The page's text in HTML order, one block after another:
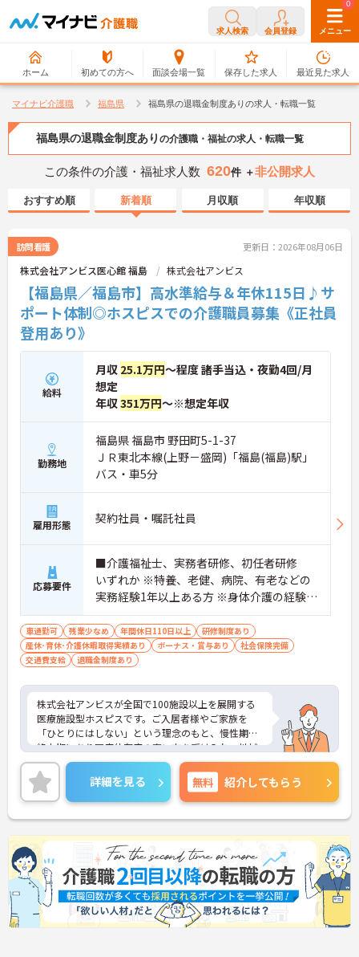
求人検索 会員登録 メニュー
ホーム 初めての方へ 面談会場一覧
0
保存した求人
0
最近見た求人
マイナビ介護職 福島県 福島県の退職金制度ありの求人・転職一覧
福島県の退職金制度あり の介護職・福祉の求人・転職一覧
この条件の介護・福祉求人数 620件 ＋非公開求人
おすすめ順 新着順 月収順 年収順
訪問看護 更新日：2026年08月06日
株式会社アンビス医心館 福島 株式会社アンビス
【福島県／福島市】高水準給与＆年休115日♪サ
ポート体制◎ホスピスでの介護職員募集《正社員
登用あり》
給料
月収 25.1万円～程度 諸手当込・夜勤4回/月
想定
年収351万円～※想定年収
勤務地
福島県 福島市 野田町5-1-37
ＪＲ東北本線(上野－盛岡)「福島(福島)駅」
バス・車5分
雇用形態 契約社員・嘱託社員
応募要件
■介護福祉士、実務者研修、初任者研修
いずれか ※特養、老健、病院、有老などの
実務経験1年以上ある方 ※身体介護の経験年
以上ある方、機械浴の使用の経験のある方
歓迎
車通勤可 残業少なめ 年間休日110日以上
研修制度あり
産休･育休･介護休暇取得実績あり
ボーナス・賞与あり
社会保険完備
交通費支給
退職金制度あり
株式会社アンビスが全国で100施設以上を展開する
医療施設型ホスピスです。ご入居者様やご家族を
「ひとりにはしない」という理念のもと、慢性期や
終末期にあり医療依存度の高い方を受け入れ、地域
医療を支える社会的意義の高い事業を推進していま
す。現場には看護師が24時間常駐しています。急変
時の対応や医療行為は看護師が担当するため、初任
者研修や実務者研修の方も食事介助や入浴介助など
の生活を支えるケアに専念できる環境です。多職種
で情報を共有し、一人で判断を抱え込まないチーム
連携の体制がしっかりと整っています。働き方の面
では、夜勤明けの翌日が原則として公休となるほ
か、月平均の残業時間も5時間から7時間程度とかな
り少なめです。常勤スタッフの比率が90パーセント
を超えているため急な勤務変更が発生しにくく、あ
らかじめ決められた訪問予定表に沿って規則正しく
詳細を見る 無料 紹介してもらう